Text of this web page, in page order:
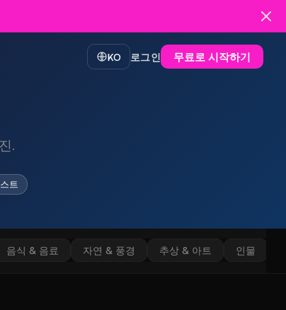
KO 로그인 무료로 시작하기
.
트
음식 & 음료 자연 & 풍경 추상 & 아트 인물